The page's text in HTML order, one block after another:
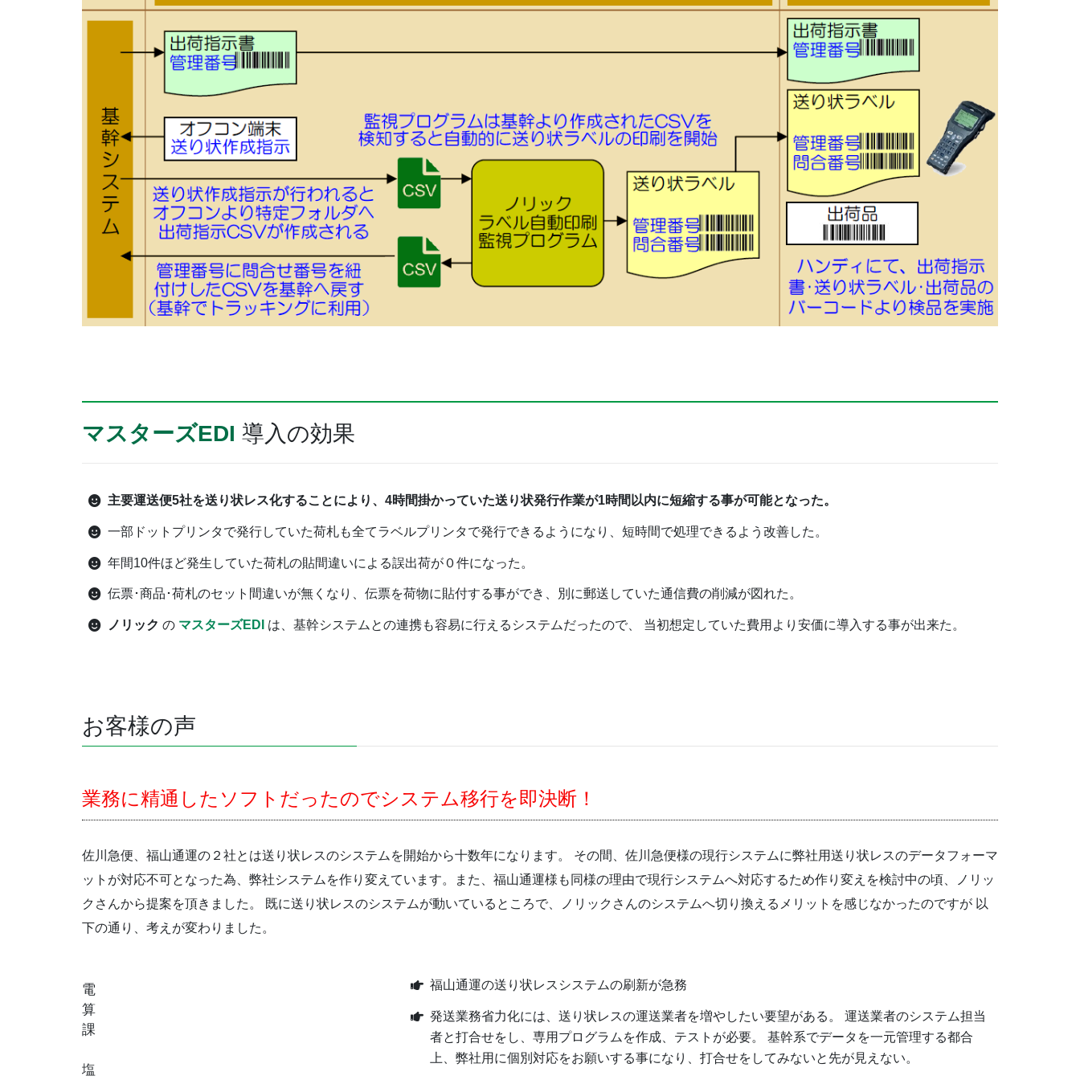
マスターズEDI 導入の効果
主要運送便5社を送り状レス化することにより、4時間掛かっていた送り状発行作業が1時間以内に短縮する事が可能となった。
一部ドットプリンタで発行していた荷札も全てラベルプリンタで発行できるようになり、短時間で処理できるよう改善した。
年間10件ほど発生していた荷札の貼間違いによる誤出荷が０件になった。
伝票･商品･荷札のセット間違いが無くなり、伝票を荷物に貼付する事ができ、別に郵送していた通信費の削減が図れた。
ノリック の マスターズEDI は、基幹システムとの連携も容易に行えるシステムだったので、 当初想定していた費用より安価に導入する事が出来た。
お客様の声
業務に精通したソフトだったのでシステム移行を即決断！
佐川急便、福山通運の２社とは送り状レスのシステムを開始から十数年になります。 その間、佐川急便様の現行システムに弊社用送り状レスのデータフォーマ
ットが対応不可となった為、弊社システムを作り変えています。また、福山通運様も同様の理由で現行システムへ対応するため作り変えを検討中の頃、ノリッ
クさんから提案を頂きました。 既に送り状レスのシステムが動いているところで、ノリックさんのシステムへ切り換えるメリットを感じなかったのですが 以
下の通り、考えが変わりました。
電
算
課
塩
福山通運の送り状レスシステムの刷新が急務
発送業務省力化には、送り状レスの運送業者を増やしたい要望がある。 運送業者のシステム担当
者と打合せをし、専用プログラムを作成、テストが必要。 基幹系でデータを一元管理する都合
上、弊社用に個別対応をお願いする事になり、打合せをしてみないと先が見えない。